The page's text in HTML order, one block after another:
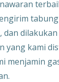
yang kami
menjamin